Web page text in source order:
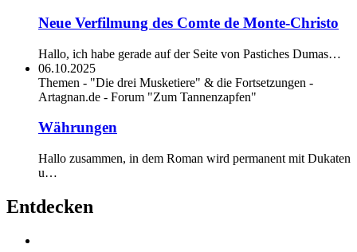
Neue Verfilmung des Comte de Monte-Christo
Hallo, ich habe gerade auf der Seite von Pastiches Dumas…
06.10.2025
Themen - "Die drei Musketiere" & die Fortsetzungen -
Artagnan.de - Forum "Zum Tannenzapfen"
Währungen
Hallo zusammen, in dem Roman wird permanent mit Dukaten
u…
Entdecken